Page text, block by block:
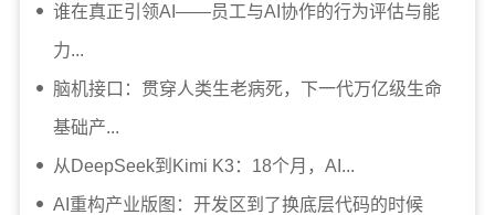
谁在真正引领AI——员工与AI协作的行为评估与能
力...
脑机接口：贯穿人类生老病死，下一代万亿级生命
基础产...
从DeepSeek到Kimi K3：18个月，AI...
AI重构产业版图：开发区到了换底层代码的时候